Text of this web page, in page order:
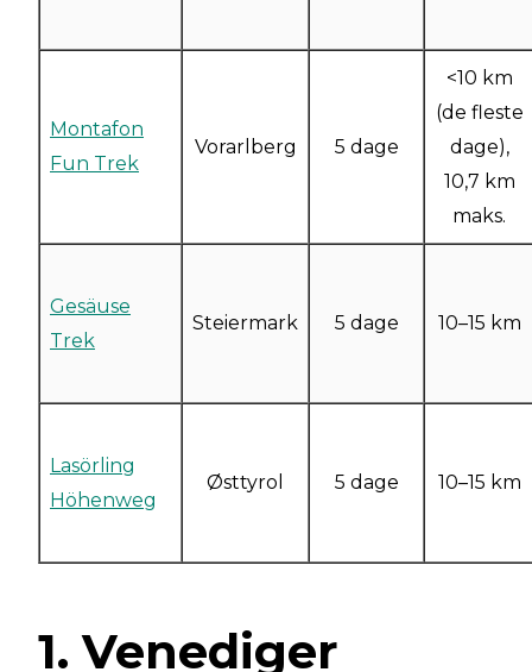
Montafon
Fun Trek
Vorarlberg 5 dage
<10 km
(de fleste
dage),
10,7 km
maks.
Gesäuse
Trek
Steiermark 5 dage 10–15 km
Lasörling
Höhenweg
Østtyrol 5 dage 10–15 km
1. Venediger